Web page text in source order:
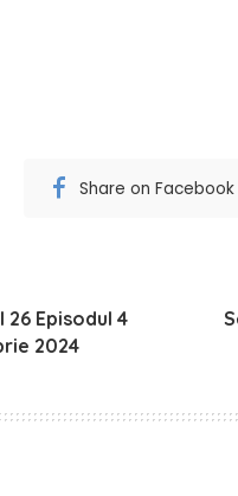
Share on Facebook
26 Episodul 4
2024